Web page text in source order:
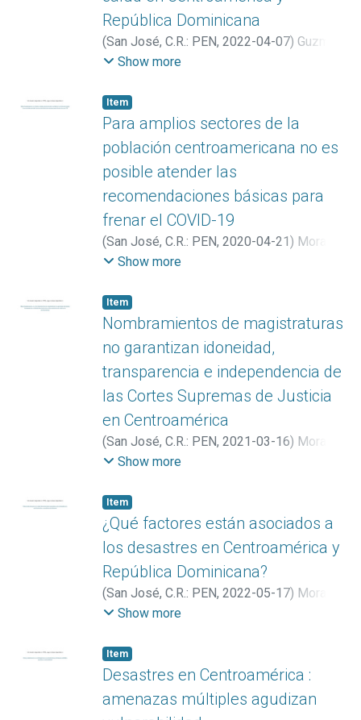
República Dominicana
(San José, C.R.: PEN, 2022-04-07) Guzmán
Benavides, Marisol
Show more
Item
Para amplios sectores de la
población centroamericana no es
posible atender las
recomendaciones básicas para
frenar el COVID-19
(San José, C.R.: PEN, 2020-04-21) Mora
Román, Alberto
Show more
Item
Nombramientos de magistraturas
no garantizan idoneidad,
transparencia e independencia de
las Cortes Supremas de Justicia
en Centroamérica
(San José, C.R.: PEN, 2021-03-16) Mora
Román, Alberto
Show more
Item
¿Qué factores están asociados a
los desastres en Centroamérica y
República Dominicana?
(San José, C.R.: PEN, 2022-05-17) Mora
Román, Alberto
Show more
Item
Desastres en Centroamérica :
amenazas múltiples agudizan